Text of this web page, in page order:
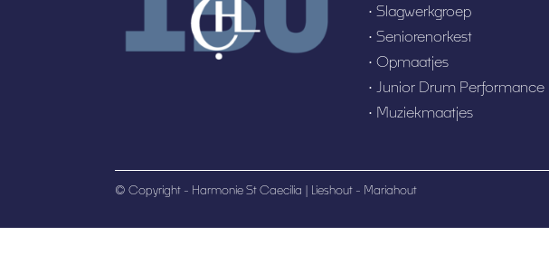
• Slagwerkgroep
• Seniorenorkest
• Opmaatjes
• Junior Drum Performance
• Muziekmaatjes
© Copyright - Harmonie St Caecilia | Lieshout - Mariahout